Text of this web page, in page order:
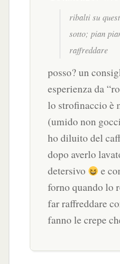
ribalti su
sotto; pian
raffreddare
posso? un
esperienza da
lo strofinaccio è
(umido non
ho diluito del
dopo averlo
detersivo
e
forno quando lo
far raffreddare
fanno le crepe